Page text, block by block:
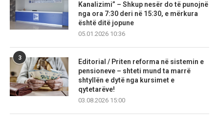
Kanalizimi” – Shkup nesër do të punojnë
nga ora 7:30 deri në 15:30, e mërkura
është ditë jopune
05.01.2026 10:36
3
Editorial / Priten reforma në sistemin e
pensioneve – shteti mund ta marrë
shtyllën e dytë nga kursimet e
qytetarëve!
03.08.2026 15:00